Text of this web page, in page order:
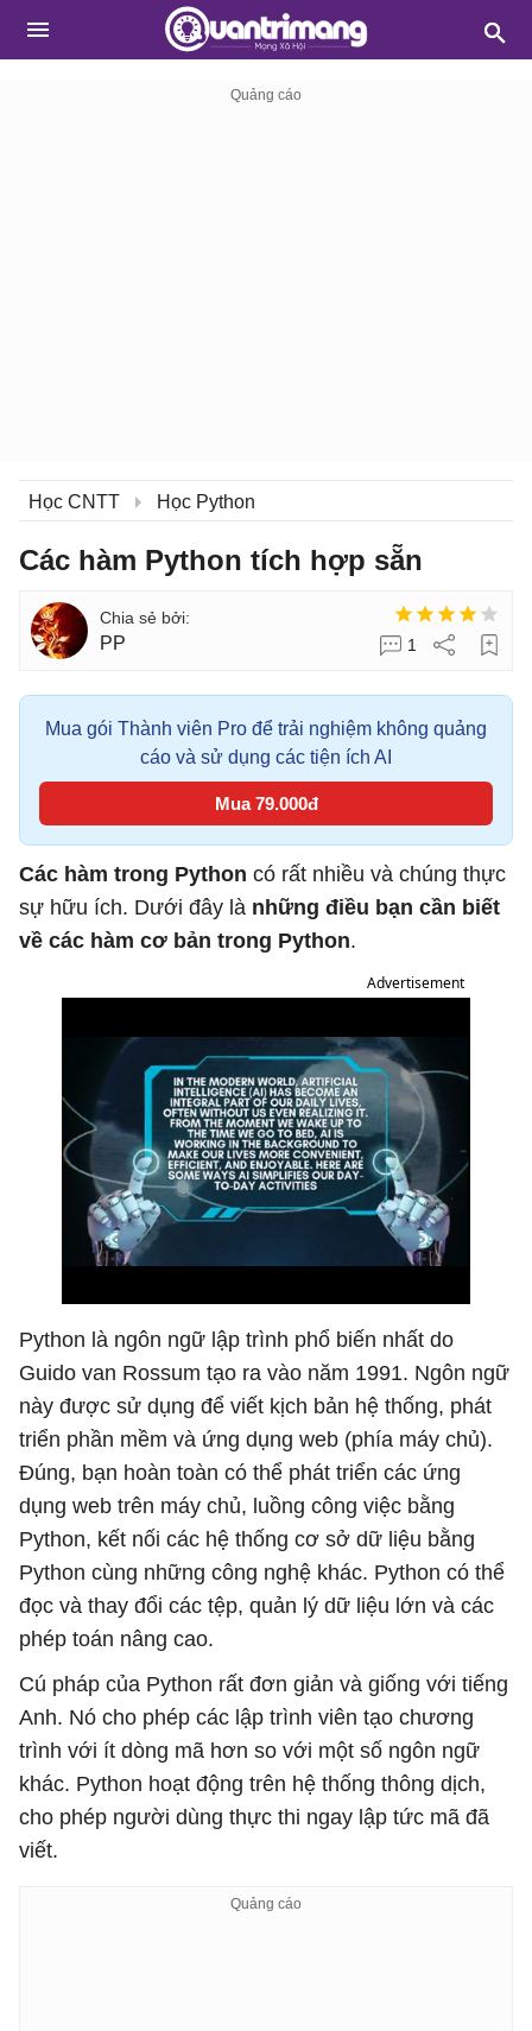
Học CNTT Học Python
Các hàm Python tích hợp sẵn
1
PP
Mua gói Thành viên Pro để trải nghiệm không quảng
cáo và sử dụng các tiện ích AI
Mua 79.000đ
Các hàm trong Python có rất nhiều và chúng thực
sự hữu ích. Dưới đây là những điều bạn cần biết
về các hàm cơ bản trong Python.
Advertisement
Python là ngôn ngữ lập trình phổ biến nhất do
Guido van Rossum tạo ra vào năm 1991. Ngôn ngữ
này được sử dụng để viết kịch bản hệ thống, phát
triển phần mềm và ứng dụng web (phía máy chủ).
Đúng, bạn hoàn toàn có thể phát triển các ứng
dụng web trên máy chủ, luồng công việc bằng
Python, kết nối các hệ thống cơ sở dữ liệu bằng
Python cùng những công nghệ khác. Python có thể
đọc và thay đổi các tệp, quản lý dữ liệu lớn và các
phép toán nâng cao.
Cú pháp của Python rất đơn giản và giống với tiếng
Anh. Nó cho phép các lập trình viên tạo chương
trình với ít dòng mã hơn so với một số ngôn ngữ
khác. Python hoạt động trên hệ thống thông dịch,
cho phép người dùng thực thi ngay lập tức mã đã
viết.